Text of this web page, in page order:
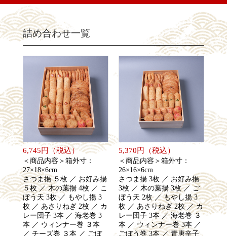
詰め合わせ一覧
6,745円（税込）
＜商品内容＞箱外寸：
27×18×6cm
さつま揚 ５枚 ／ お好み揚
５枚 ／ 木の葉揚 4枚 ／ こ
ぼう天 3枚 ／ もやし揚 3
枚 ／ あさりねぎ 2枚 ／ カ
レー団子 3本 ／ 海老巻 3
本 ／ ウィンナー巻 ３本
／ チーズ巻 ３本 ／ ごぼ
5,370円（税込）
＜商品内容＞箱外寸：
26×16×6cm
さつま揚 3枚 ／ お好み揚
3枚 ／ 木の葉揚 3枚 ／ ご
ぼう天 2枚 ／ もやし揚 3
枚 ／ あさりねぎ 2枚 ／ カ
レー団子 3本 ／ 海老巻 ３
本 ／ ウィンナー巻 3本 ／
ごぼう巻 3本 ／ 青唐辛子